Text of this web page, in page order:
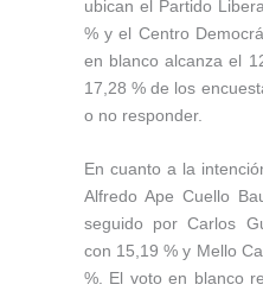
ubican el Partido
% y el Centro
en blanco alcanza el
17,28 % de los
o no responder.
En cuanto a la
Alfredo Ape Cuello
seguido por Carlos
con 15,19 % y Mello
%. El voto en blanco